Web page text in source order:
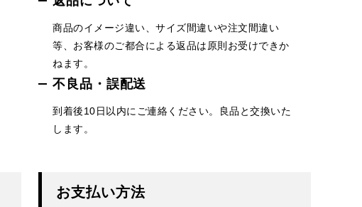
商品のイメージ違い、サイズ間違いや注文間違い
等、お客様のご都合による返品は原則お受けできか
ねます。
不良品・誤配送
到着後10日以内にご連絡ください。良品と交換いた
します。
お支払い方法